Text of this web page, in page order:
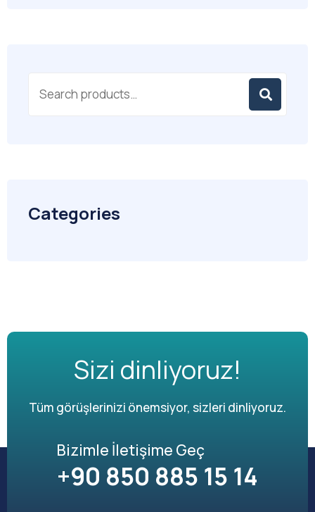
Categories
Sizi dinliyoruz!
Tüm görüşlerinizi önemsiyor, sizleri dinliyoruz.
Bizimle İletişime Geç
+90 850 885 15 14